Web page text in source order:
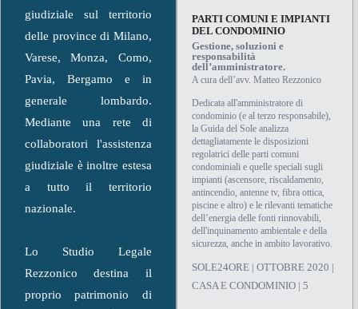
giudiziale sul territorio
delle province di Milano,
Varese, Monza, Como,
Pavia, Bergamo e in
generale lombardo.
Mediante una rete di
collaboratori l'assistenza
giudiziale è inoltre estesa
a tutto il territorio
nazionale.
Lo Studio Legale
Rezzonico destina il
proprio patrimonio di
PARTI COMUNI E IMPIANTI
DEL CONDOMINIO
Gestione, soluzioni e
responsabilità
dell’amministratore.
A cura dell’avv. Matteo Rezzonico
Dedicata all'amministratore di
condominio (e al terzo responsabile),
la Guida del Sole analizza
dettagliatamente le disposizioni
regolatrici delle parti comuni
condominiali e quelle speciali sugli
impianti (ascensore, riscaldamento,
antincendio, antenne tv, fibra ottica,
piscine e altro) e le rilevanti tematiche
dell’energia delle fonti rinnovabili,
dell'inquinamento ambientale e della
sicurezza, anche in ambito lavorativo.
SOLE24ORE | OTTOBRE 2020 |
CASA E CONDOMINIO | 5